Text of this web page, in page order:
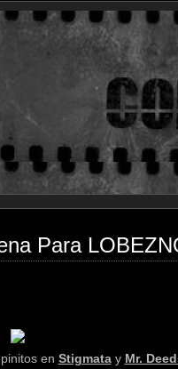
Para
pinitos en Stigmatay Mr.